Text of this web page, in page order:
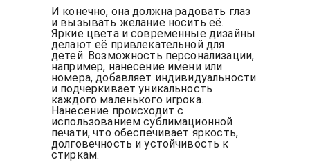
И конечно, она должна радовать глаз
и вызывать желание носить её.
Яркие цвета и современные дизайны
делают её привлекательной для
детей. Возможность персонализации,
например, нанесение имени или
номера, добавляет индивидуальности
и подчеркивает уникальность
каждого маленького игрока.
Нанесение происходит с
использованием сублимационной
печати, что обеспечивает яркость,
долговечность и устойчивость к
стиркам.